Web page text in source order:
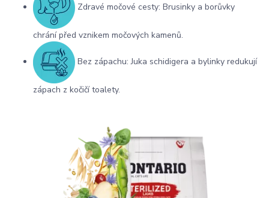
Zdravé močové cesty: Brusinky a borůvky
chrání před vznikem močových kamenů.
Bez zápachu: Juka schidigera a bylinky redukují
zápach z kočičí toalety.